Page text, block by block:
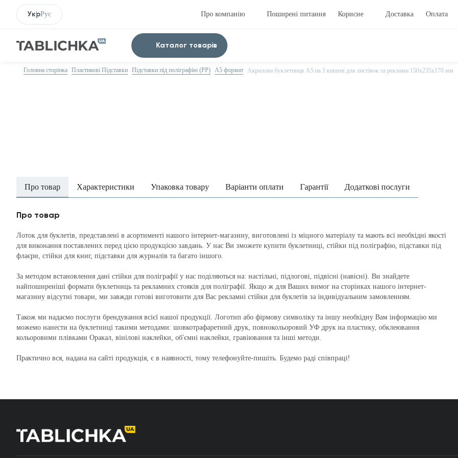
УкрРус Про компанію Поширені питання Корисне Доставка Оплата
Каталог товарів
Головна сторінка Пластикові Підставки Підставки під поліграфію (PP) А5 формат Акрилова буклетниця А5 на 3 кишені для листівок та реклами 150х235х170 мм
Про товар Характеристики Упаковка товару Варіанти оплати Гарантії Додаткові послуги
Про товар
Лоток для буклетів, представлені в асортименті нашого інтернет-магазину, виготовлені із міцного матеріалу та мають всі необхідні якості
для виконання поставлених перед цією продукцією завдань. У нас Ви зможете купити буклетниці, стійки під поліграфію, підставки під
флаєри, стійки для книг, підставки для журналів та багато іншого.
За методом встановлення дані стійки для поліграфії у нас поділяються на: настільні, підлогові, підвісні (навісні). Ви знайдете
найпоширеніші формати буклетниць та рекламних стояків для поліграфії. Якщо ж для Ваших вимог на сторінках нашого інтернет-
магазину відсутні товари, ми завжди готові виготовити для Вас рекламні стійки для буклетів за індивідуальним замовленням.
Також ми надаємо послуги брендування всієї нашої продукції. Логотип або фірмову символіку та іншу необхідну Вам інформацію ми
можемо нанести на буклетниці такими методами: шовкотрафаретний друк, повнокольоровий УФ друк на пластику, обклеювання
кольоровими плівками Оракал, вінілові наклейки, об'ємні наклейки, гравіювання та інші методи.
Практично вся, надана на сайті продукція, є в наявності, тому телефонуйте-пишіть. Будемо раді співпраці!